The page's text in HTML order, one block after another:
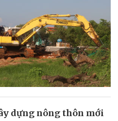
dựng nông thôn mới